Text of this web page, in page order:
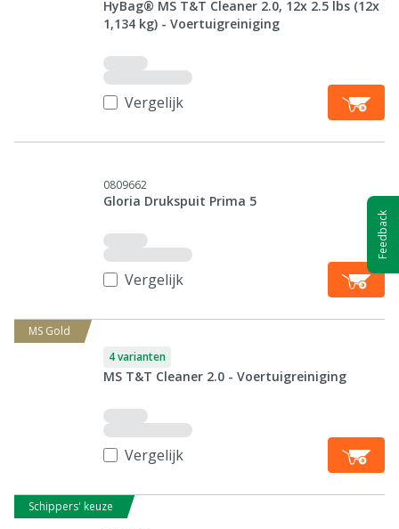
HyBag® MS T&T Cleaner 2.0, 12x 2.5 lbs (12x
1,134 kg) - Voertuigreiniging
Vergelijk
0809662
Gloria Drukspuit Prima 5
Vergelijk
MS Gold
4 varianten
MS T&T Cleaner 2.0 - Voertuigreiniging
Vergelijk
Schippers' keuze
Feedback